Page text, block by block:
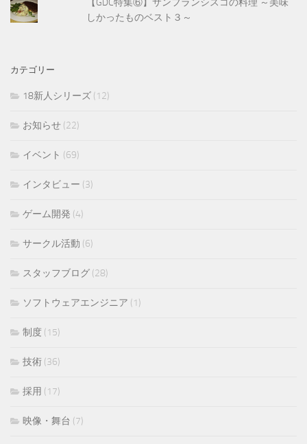
【GDC特集⑥】サンフランシスコの料理 ～美味
しかったものベスト３～
カテゴリー
18新人シリーズ (12)
お知らせ (22)
イベント (69)
インタビュー (3)
ゲーム開発 (4)
サークル活動 (6)
スタッフブログ (28)
ソフトウェアエンジニア (1)
制度 (15)
技術 (36)
採用 (17)
映像・舞台 (7)